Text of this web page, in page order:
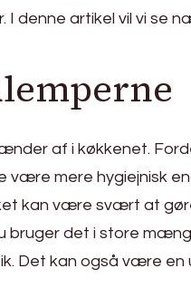
denne artikel vil vi se
af i køkkenet.
mere hygiejnisk
kan være svært at
bruger det i store
Det kan også være en